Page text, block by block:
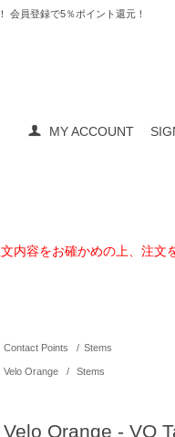
会員登録で5％ポイント還元！
MY ACCOUNT
容をお確かめの上、注文
Contact Points / Stems
Velo Orange / Stems
Velo Orange - VO